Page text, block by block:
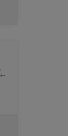
TRAUM VOM HAUS; BEEINDRUCKENDES BAUGRUNDSTÜCK MIT SEE- & BERGBLICK